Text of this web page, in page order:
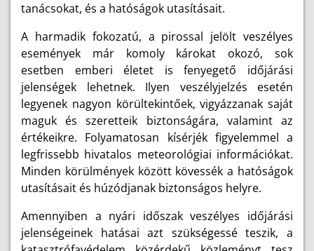
tanácsokat, és a hatóságok utasításait.
A harmadik fokozatú, a pirossal jelölt veszélyes
események már komoly károkat okozó, sok
esetben emberi életet is fenyegető időjárási
jelenségek lehetnek. Ilyen veszélyjelzés esetén
legyenek nagyon körültekintőek, vigyázzanak saját
maguk és szeretteik biztonságára, valamint az
értékeikre. Folyamatosan kísérjék figyelemmel a
legfrissebb hivatalos meteorológiai információkat.
Minden körülmények között kövessék a hatóságok
utasításait és húzódjanak biztonságos helyre.
Amennyiben a nyári időszak veszélyes időjárási
jelenségeinek hatásai azt szükségessé teszik, a